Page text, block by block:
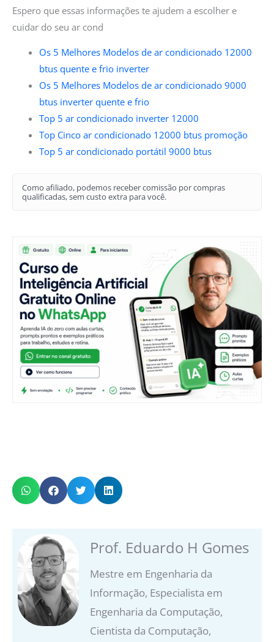
Espero que essas informações te ajudem a escolher e
cuidar do seu ar cond
Os 5 Melhores Modelos de ar condicionado 12000
btus quente e frio inverter
Os 5 Melhores Modelos de ar condicionado 9000
btus inverter quente e frio
Top 5 ar condicionado inverter 12000
Top Cinco ar condicionado 12000 btus promoção
Top 5 ar condicionado portátil 9000 btus
Como afiliado, podemos receber comissão por compras
qualificadas, sem custo extra para você.
Prof. Eduardo H Gomes
Mestre em Engenharia da
Informação, Especialista em
Engenharia da Computação,
Cientista da Computação,